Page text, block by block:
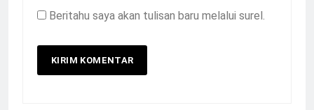
Beritahu saya akan tulisan baru melalui surel.